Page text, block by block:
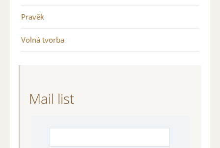
Pravěk
Volná tvorba
Mail list